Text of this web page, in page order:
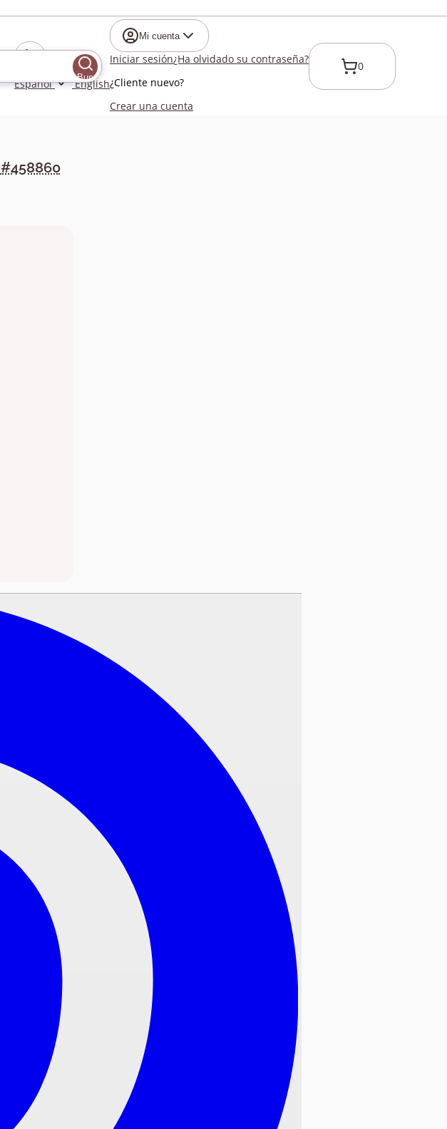
Buscar
Español English
Mi cuenta
Iniciar sesión¿Ha olvidado su contraseña?
¿Cliente nuevo?
Crear una cuenta
0
#458860